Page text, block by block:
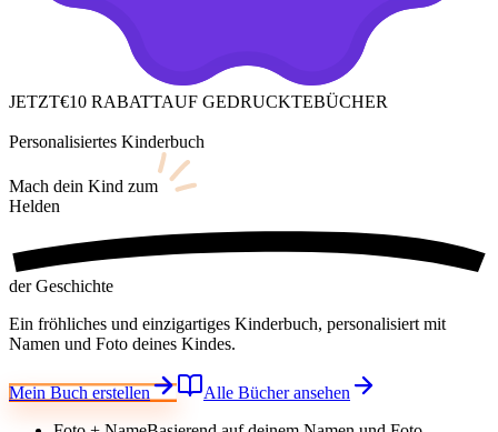
JETZT€10 RABATTAUF GEDRUCKTEBÜCHER
Personalisiertes Kinderbuch
Mach dein Kind zum
Helden
der Geschichte
Ein fröhliches und einzigartiges Kinderbuch, personalisiert mit
Namen und Foto deines Kindes.
Mein Buch erstellen
Alle Bücher ansehen